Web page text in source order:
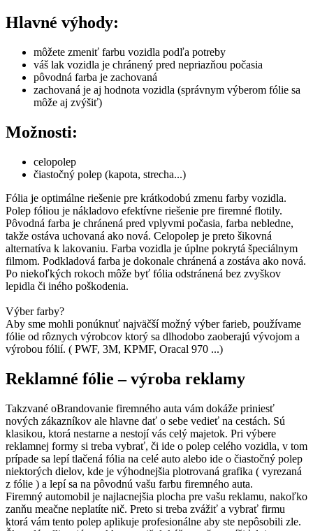
Hlavné výhody:
môžete zmeniť farbu vozidla podľa potreby
váš lak vozidla je chránený pred nepriazňou počasia
pôvodná farba je zachovaná
zachovaná je aj hodnota vozidla (správnym výberom fólie sa
môže aj zvýšiť)
Možnosti:
celopolep
čiastočný polep (kapota, strecha...)
Fólia je optimálne riešenie pre krátkodobú zmenu farby vozidla.
Polep fóliou je nákladovo efektívne riešenie pre firemné flotily.
Pôvodná farba je chránená pred vplyvmi počasia, farba nebledne,
takže ostáva uchovaná ako nová. Celopolep je preto šikovná
alternatíva k lakovaniu. Farba vozidla je úplne pokrytá špeciálnym
filmom. Podkladová farba je dokonale chránená a zostáva ako nová.
Po niekoľkých rokoch môže byť fólia odstránená bez zvyškov
lepidla či iného poškodenia.
Výber farby?
Aby sme mohli ponúknuť najväčší možný výber farieb, používame
fólie od rôznych výrobcov ktorý sa dlhodobo zaoberajú vývojom a
výrobou fólií. ( PWF, 3M, KPMF, Oracal 970 ...)
Reklamné fólie – výroba reklamy
Takzvané oBrandovanie firemného auta vám dokáže priniesť
nových zákazníkov ale hlavne dať o sebe vedieť na cestách. Sú
klasikou, ktorá nestarne a nestojí vás celý majetok. Pri výbere
reklamnej formy si treba vybrať, či ide o polep celého vozidla, v tom
prípade sa lepí tlačená fólia na celé auto alebo ide o čiastočný polep
niektorých dielov, kde je výhodnejšia plotrovaná grafika ( vyrezaná
z fólie ) a lepí sa na pôvodnú vašu farbu firemného auta.
Firemný automobil je najlacnejšia plocha pre vašu reklamu, nakoľko
zanňu meačne neplatíte nič. Preto si treba zvážiť a vybrať firmu
ktorá vám tento polep aplikuje profesionálne aby ste nepôsobili zle.